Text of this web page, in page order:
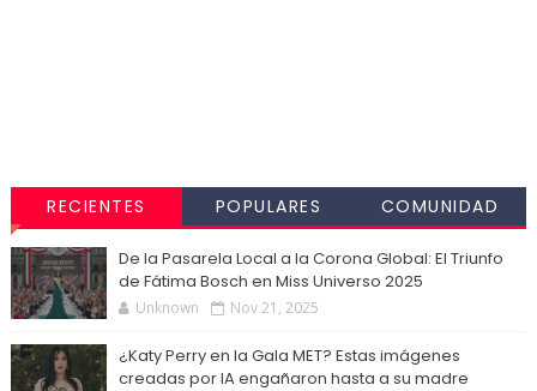
RECIENTES POPULARES COMUNIDAD
De la Pasarela Local a la Corona Global: El Triunfo
de Fátima Bosch en Miss Universo 2025
Unknown Nov 21, 2025
¿Katy Perry en la Gala MET? Estas imágenes
creadas por IA engañaron hasta a su madre